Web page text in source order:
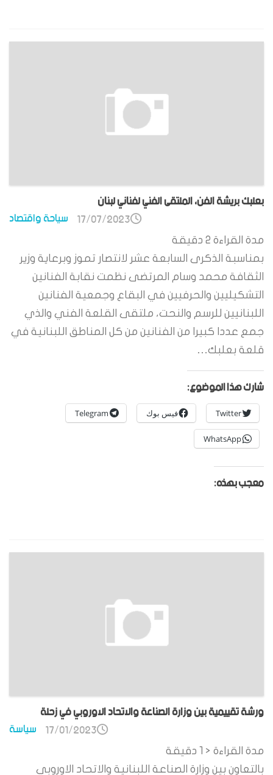
بعلبك بريشة الفن، الملتقى الفني لفناني لبنان
سياحة واقتصاد 17/07/2023
مدة القراءة 2 دقيقة
بمناسبة الذكرى السابعة عشر لانتصار تموز وبرعاية وزير
الثقافة محمد وسام المرتضى نظمت نقابة الفنانين
التشكيليين والحرفيين في البقاع وجمعية الفنانين
اللبنانيين للرسم والنحت، ملتقى القلعة الفني والذي
جمع عددا كبيرا من الفنانين من كل المناطق اللبنانية في
قلعة بعلبك…
شارك هذا الموضوع:
Twitter فيس بوك Telegram
WhatsApp
معجب بهذه:
ورشة تقييمية بين وزارة الصناعة والاتحاد الاوروبي في زحلة
سياسة 17/01/2023
مدة القراءة < 1
دقيقة
بالتعاون بين وزارة الصناعة اللبنانية والاتحاد الاوروبي